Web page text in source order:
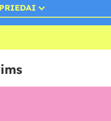
PRIEDAI